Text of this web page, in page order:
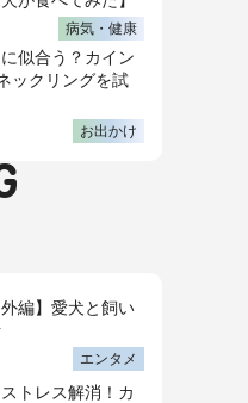
病気・健康
似合う？カイン
ックリングを試
お出かけ
編】愛犬と飼い
エンタメ
トレス解消！カ